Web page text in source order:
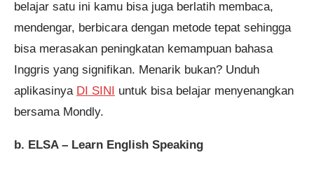
belajar satu ini kamu bisa juga berlatih membaca,
mendengar, berbicara dengan metode tepat sehingga
bisa merasakan peningkatan kemampuan bahasa
Inggris yang signifikan. Menarik bukan? Unduh
aplikasinya DI SINI untuk bisa belajar menyenangkan
bersama Mondly.
b. ELSA – Learn English Speaking